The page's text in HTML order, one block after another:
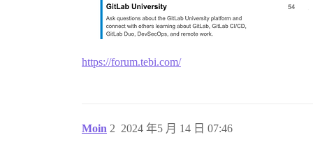
https://forum.tebi.com/
Moin 2024 年5 月 14 日 07:46
2